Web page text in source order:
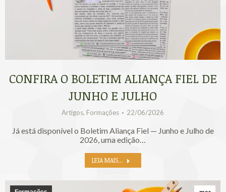
CONFIRA O BOLETIM ALIANÇA FIEL DE
JUNHO E JULHO
Artigos, Formações 22/06/2026
Já está disponível o Boletim Aliança Fiel — Junho e Julho de
2026, uma edição…
LEIA MAIS...